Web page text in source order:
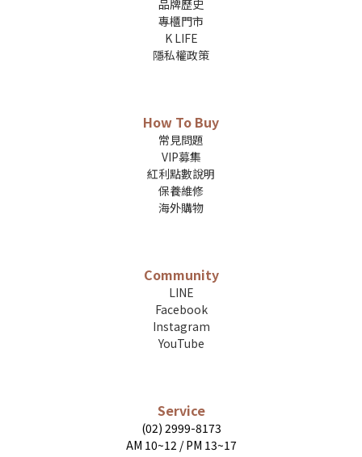
品牌歷史
專櫃門市
K LIFE
隱私權政策
How To Buy
常見問題
VIP募集
紅利點數說明
保養維修
海外購物
Community
LINE
Facebook
Instagram
YouTube
Service
(02) 2999-8173
AM 10~12 / PM 13~17